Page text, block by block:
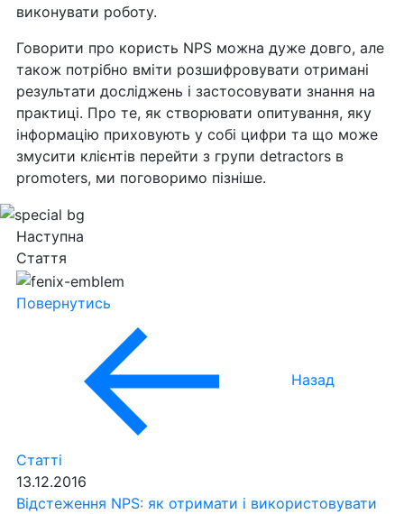
виконувати роботу.
Говорити про користь NPS можна дуже довго, але
також потрібно вміти розшифровувати отримані
результати досліджень і застосовувати знання на
практиці. Про те, як створювати опитування, яку
інформацію приховують у собі цифри та що може
змусити клієнтів перейти з групи detractors в
promoters, ми поговоримо пізніше.
Наступна
Стаття
Повернутись
Назад
Статті
13.12.2016
Відстеження NPS: як отримати і використовувати